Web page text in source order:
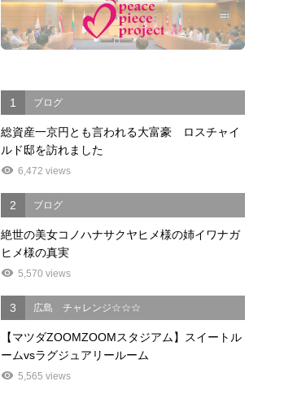
1 ブログ
総資産一京円とも言われる大富豪 ロスチャイ
ルド邸を訪れました
6,472 views
2 ブログ
絶世の美女コノハナサクヤヒメ様の姉イワナガ
ヒメ様の真実
5,570 views
3 広島 チャレンジ☆☆☆
【マツダZOOMZOOMスタジアム】スイートル
ームvsラグジュアリールーム
5,565 views